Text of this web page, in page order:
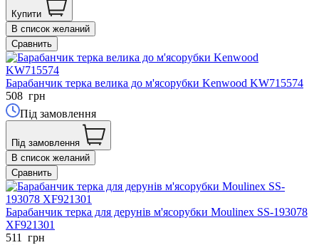
Купити
В список желаний
Сравнить
Барабанчик терка велика до м'ясорубки Kenwood KW715574
508 грн
Під замовлення
Під замовлення
В список желаний
Сравнить
Барабанчик терка для дерунів м'ясорубки Moulinex SS-193078
XF921301
511
грн